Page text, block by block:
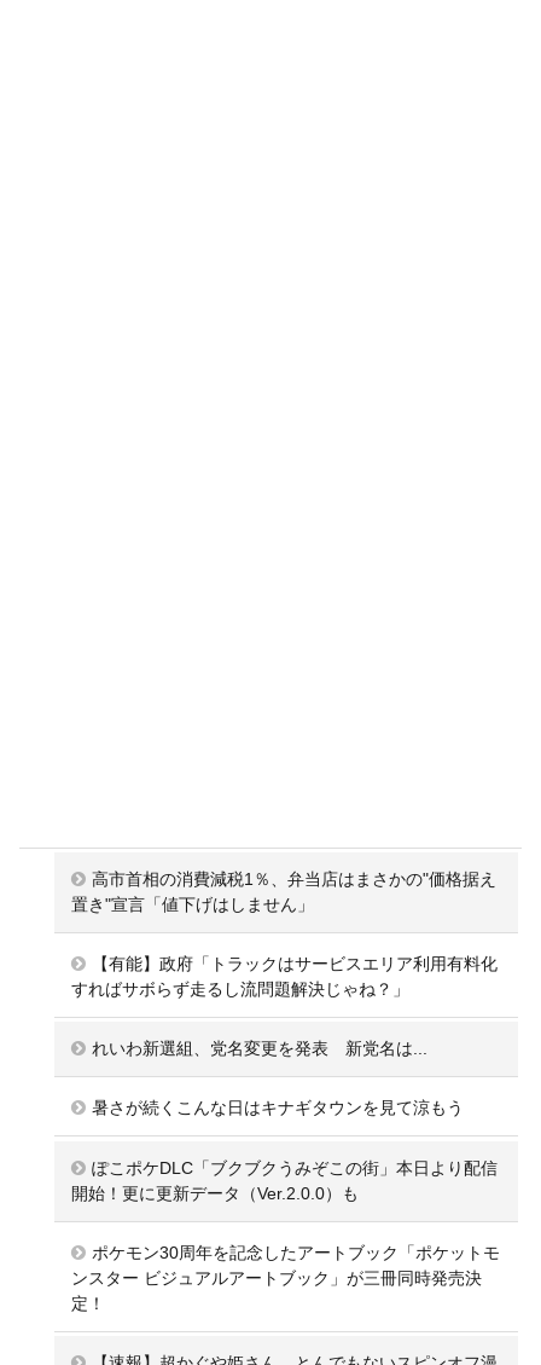
高市首相の消費減税1％、弁当店はまさかの"価格据え
置き"宣言「値下げはしません」
【有能】政府「トラックはサービスエリア利用有料化
すればサボらず走るし流問題解決じゃね？」
れいわ新選組、党名変更を発表 新党名は...
暑さが続くこんな日はキナギタウンを見て涼もう
ぽこポケDLC「ブクブクうみぞこの街」本日より配信
開始！更に更新データ（Ver.2.0.0）も
ポケモン30周年を記念したアートブック「ポケットモ
ンスター ビジュアルアートブック」が三冊同時発売決
定！